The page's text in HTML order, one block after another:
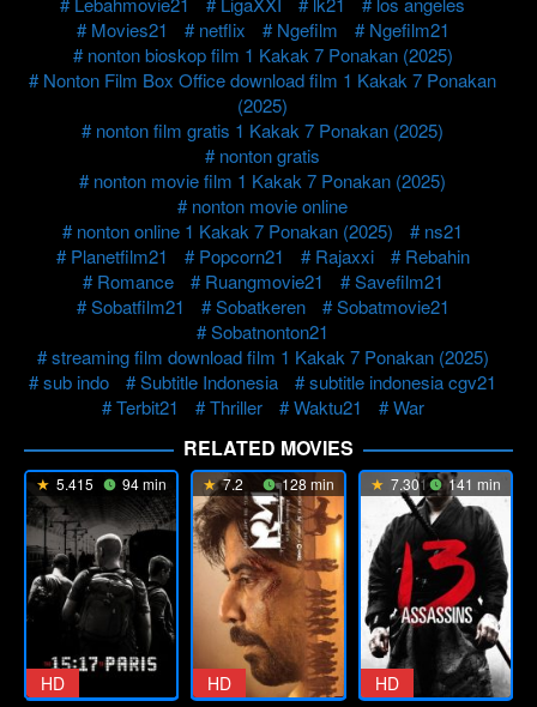
Movies21
netflix Ngefilm
Ngefilm21
nonton bioskop film 1 Kakak 7 Ponakan (2025)
Nonton Film Box Office download film 1 Kakak 7 Ponakan
(2025)
nonton film gratis 1 Kakak 7 Ponakan (2025)
nonton gratis
nonton movie film 1 Kakak 7 Ponakan (2025)
nonton movie online
nonton online 1 Kakak 7 Ponakan (2025)
ns21
Planetfilm21
Popcorn21 Rajaxxi
Rebahin
Romance
Ruangmovie21
Savefilm21
Sobatfilm21
Sobatkeren
Sobatmovie21
Sobatnonton21
streaming film download film 1 Kakak 7 Ponakan (2025)
sub indo
Subtitle Indonesia
subtitle indonesia cgv21
Terbit21
Thriller Waktu21 War
RELATED MOVIES
5.415 94 min
HD
7.2 128 min
HD
7.301 141 min
HD